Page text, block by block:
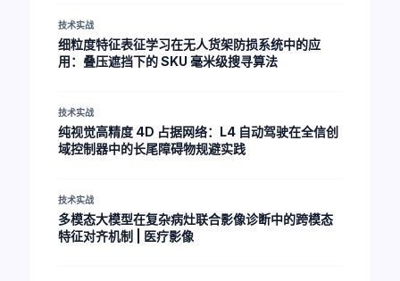
技术实战
细粒度特征表征学习在无人货架防损系统中的应
用：叠压遮挡下的 SKU 毫米级搜寻算法
技术实战
纯视觉高精度 4D 占据网络：L4 自动驾驶在全信创
域控制器中的长尾障碍物规避实践
技术实战
多模态大模型在复杂病灶联合影像诊断中的跨模态
特征对齐机制 | 医疗影像